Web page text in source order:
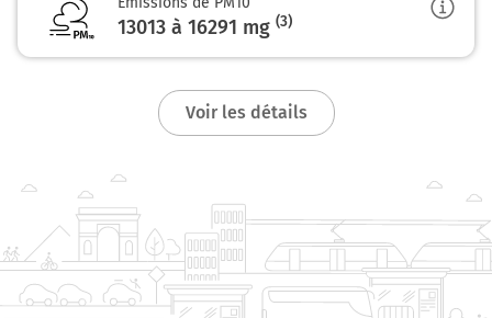
Gascogne) et continuer sur 450 mètres
Au rond-point, prendre la 2ème sortie sur D953 et
continuer sur 9,6 kilomètres
316 km
Française Rhin et Danube) et continuer sur 700 mètres
Rue de la 1ère Armée Française Rhin et Danube
326 km
13013 à 16291 mg (3)
Voir les détails